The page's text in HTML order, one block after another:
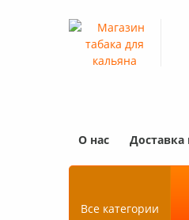
О нас Доставка
Все категории